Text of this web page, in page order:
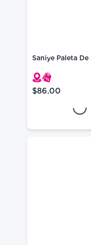
Saniye Paleta De
$86.00
precio actual